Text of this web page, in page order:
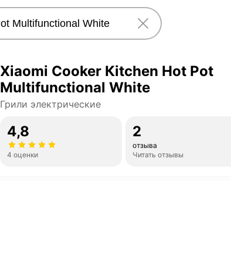
Xiaomi Cooker Кitchen Hot Pot
Multifunctional White
Грили электрические
4,8
4 оценки
2
отзыва
Читать отзывы